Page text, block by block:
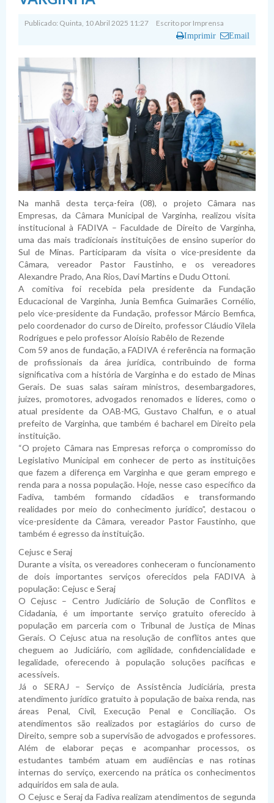
Publicado: Quinta, 10 Abril 2025 11:27 Escrito por Imprensa
Imprimir Email
Na manhã desta terça-feira (08), o projeto Câmara nas
Empresas, da Câmara Municipal de Varginha, realizou visita
institucional à FADIVA – Faculdade de Direito de Varginha,
uma das mais tradicionais instituições de ensino superior do
Sul de Minas. Participaram da visita o vice-presidente da
Câmara, vereador Pastor Faustinho, e os vereadores
Alexandre Prado, Ana Rios, Davi Martins e Dudu Ottoni.
A comitiva foi recebida pela presidente da Fundação
Educacional de Varginha, Junia Bemfica Guimarães Cornélio,
pelo vice-presidente da Fundação, professor Márcio Bemfica,
pelo coordenador do curso de Direito, professor Cláudio Vilela
Rodrigues e pelo professor Aloísio Rabêlo de Rezende
Com 59 anos de fundação, a FADIVA é referência na formação
de profissionais da área jurídica, contribuindo de forma
significativa com a história de Varginha e do estado de Minas
Gerais. De suas salas saíram ministros, desembargadores,
juízes, promotores, advogados renomados e líderes, como o
atual presidente da OAB-MG, Gustavo Chalfun, e o atual
prefeito de Varginha, que também é bacharel em Direito pela
instituição.
“O projeto Câmara nas Empresas reforça o compromisso do
Legislativo Municipal em conhecer de perto as instituições
que fazem a diferença em Varginha e que geram emprego e
renda para a nossa população. Hoje, nesse caso específico da
Fadiva, também formando cidadãos e transformando
realidades por meio do conhecimento jurídico”, destacou o
vice-presidente da Câmara, vereador Pastor Faustinho, que
também é egresso da instituição.
Cejusc e Seraj
Durante a visita, os vereadores conheceram o funcionamento
de dois importantes serviços oferecidos pela FADIVA à
população: Cejusc e Seraj
O Cejusc – Centro Judiciário de Solução de Conflitos e
Cidadania, é um importante serviço gratuito oferecido à
população em parceria com o Tribunal de Justiça de Minas
Gerais. O Cejusc atua na resolução de conflitos antes que
cheguem ao Judiciário, com agilidade, confidencialidade e
legalidade, oferecendo à população soluções pacíficas e
acessíveis.
Já o SERAJ – Serviço de Assistência Judiciária, presta
atendimento jurídico gratuito à população de baixa renda, nas
áreas Penal, Civil, Execução Penal e Conciliação. Os
atendimentos são realizados por estagiários do curso de
Direito, sempre sob a supervisão de advogados e professores.
Além de elaborar peças e acompanhar processos, os
estudantes também atuam em audiências e nas rotinas
internas do serviço, exercendo na prática os conhecimentos
adquiridos em sala de aula.
O Cejusc e Seraj da Fadiva realizam atendimentos de segunda